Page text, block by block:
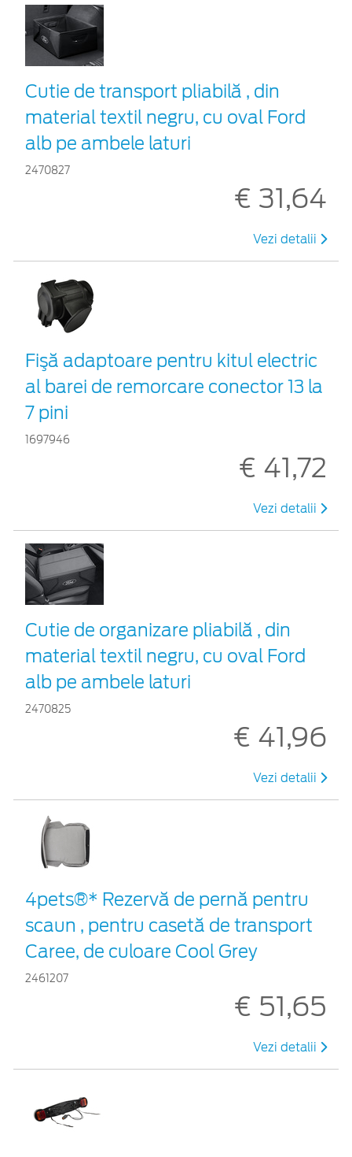
Cutie de transport pliabilă , din
material textil negru, cu oval Ford
alb pe ambele laturi
2470827
€ 31,64
Vezi detalii
Fişă adaptoare pentru kitul electric
al barei de remorcare conector 13 la
7 pini
1697946
€ 41,72
Vezi detalii
Cutie de organizare pliabilă , din
material textil negru, cu oval Ford
alb pe ambele laturi
2470825
€ 41,96
Vezi detalii
4pets®* Rezervă de pernă pentru
scaun , pentru casetă de transport
Caree, de culoare Cool Grey
2461207
€ 51,65
Vezi detalii